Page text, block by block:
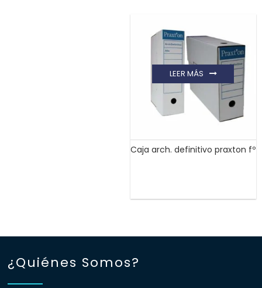
Caja arch. definitivo praxton fº
LEER MÁS
¿Quiénes Somos?